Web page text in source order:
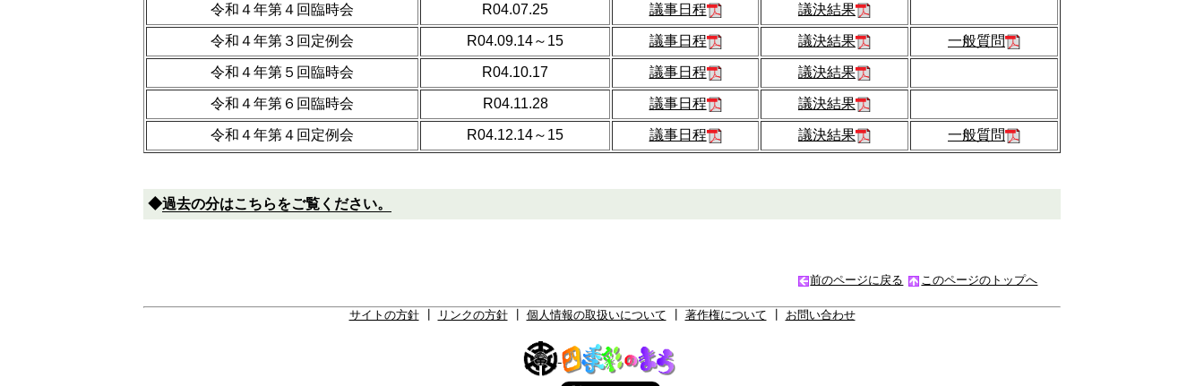
令和４年第４回臨時会 R04.07.25 議事日程 議決結果
令和４年第３回定例会 R04.09.14～15 議事日程 議決結果 一般質問
令和４年第５回臨時会 R04.10.17 議事日程 議決結果
令和４年第６回臨時会 R04.11.28 議事日程 議決結果
令和４年第４回定例会 R04.12.14～15 議事日程 議決結果 一般質問
◆過去の分はこちらをご覧ください。
前のページに戻る このページのトップへ
サイトの方針┃ リンクの方針┃ 個人情報の取扱いについて 著作権について お問い合わせ